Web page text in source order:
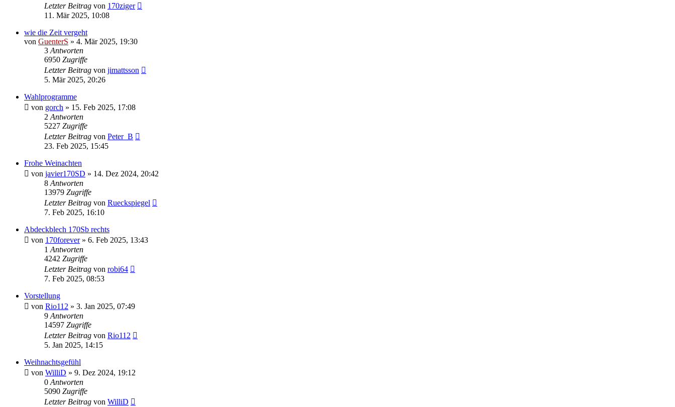
Letzter Beitrag von 170ziger
11. Mär 2025, 10:08
wie die Zeit vergeht
von GuenterS » 4. Mär 2025, 19:30
3 Antworten
6950 Zugriffe
Letzter Beitrag von jimattsson
5. Mär 2025, 20:26
Wahlprogramme
von gorch » 15. Feb 2025, 17:08
2 Antworten
5227 Zugriffe
Letzter Beitrag von Peter_B
23. Feb 2025, 15:45
Frohe Weinachten
von javier170SD » 14. Dez 2024, 20:42
8 Antworten
13979 Zugriffe
Letzter Beitrag von Rueckspiegel
7. Feb 2025, 16:10
Abdeckblech 170Sb rechts
von 170forever» 6. Feb 2025, 13:43
1 Antworten
4242 Zugriffe
Letzter Beitrag von robi64
7. Feb 2025, 08:53
Vorstellung
von Rio112 » 3. Jan 2025, 07:49
9 Antworten
14597 Zugriffe
Letzter Beitrag von Rio112
5. Jan 2025, 14:15
Weihnachtsgefühl
von WilliD » 9. Dez 2024, 19:12
0 Antworten
5090 Zugriffe
Letzter Beitrag von WilliD